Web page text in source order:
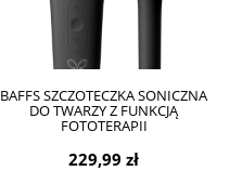
BAFFS SZCZOTECZKA SONICZNA
DO TWARZY Z FUNKCJĄ
FOTOTERAPII
229,99 zł